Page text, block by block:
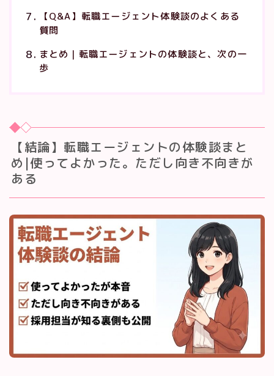
【Q&A】転職エージェント体験談のよくある
質問
まとめ｜転職エージェントの体験談と、次の一
歩
【結論】転職エージェントの体験談まと
め|使ってよかった。ただし向き不向きが
ある